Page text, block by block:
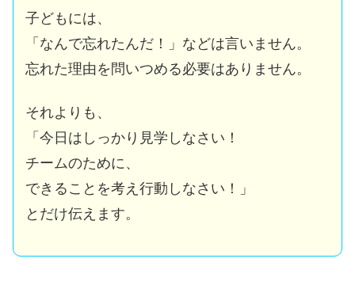
子どもには、
「なんで忘れたんだ！」などは言いません。
忘れた理由を問いつめる必要はありません。
それよりも、
「今日はしっかり見学しなさい！
チームのために、
できることを考え行動しなさい！」
とだけ伝えます。